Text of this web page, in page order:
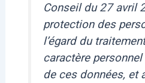
Conseil du 27 avril
protection des
l’égard du
caractère
de ces données, et